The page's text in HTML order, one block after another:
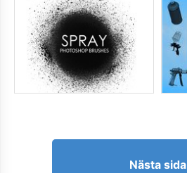
Nästa sida